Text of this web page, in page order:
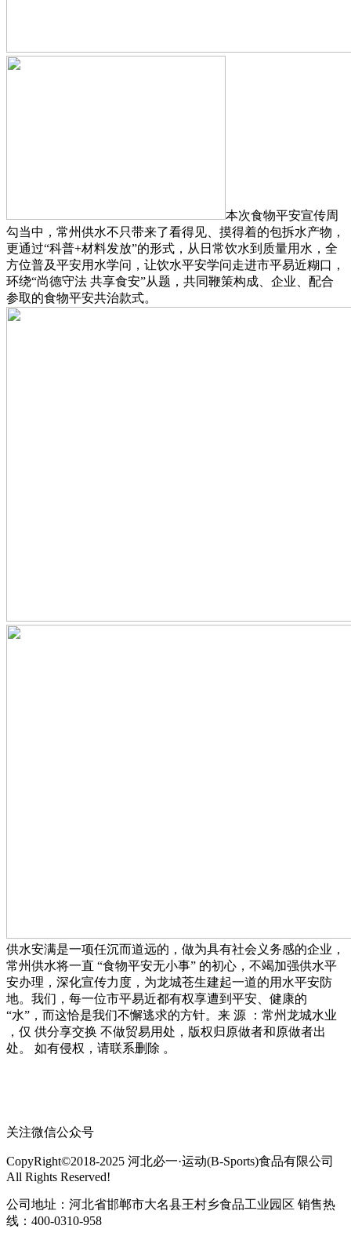
本次食物平安宣传周
勾当中，常州供水不只带来了看得见、摸得着的包拆水产物，
更通过“科普+材料发放”的形式，从日常饮水到质量用水，全
方位普及平安用水学问，让饮水平安学问走进市平易近糊口，
环绕“尚德守法 共享食安”从题，共同鞭策构成、企业、配合
参取的食物平安共治款式。
供水安满是一项任沉而道远的，做为具有社会义务感的企业，
常州供水将一直 “食物平安无小事” 的初心，不竭加强供水平
安办理，深化宣传力度，为龙城苍生建起一道的用水平安防
地。我们，每一位市平易近都有权享遭到平安、健康的
“水”，而这恰是我们不懈逃求的方针。来 源 ：常州龙城水业
，仅 供分享交换 不做贸易用处，版权归原做者和原做者出
处。 如有侵权，请联系删除 。
关注微信公众号
CopyRight©2018-2025 河北必一·运动(B-Sports)食品有限公司
All Rights Reserved!
公司地址：河北省邯郸市大名县王村乡食品工业园区 销售热
线：400-0310-958